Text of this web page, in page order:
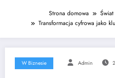
Strona domowa
Transformacja cyfrowa jako
W Biznesie Admin